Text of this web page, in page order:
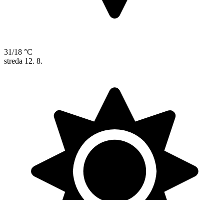
31/18 °C
streda 12. 8.